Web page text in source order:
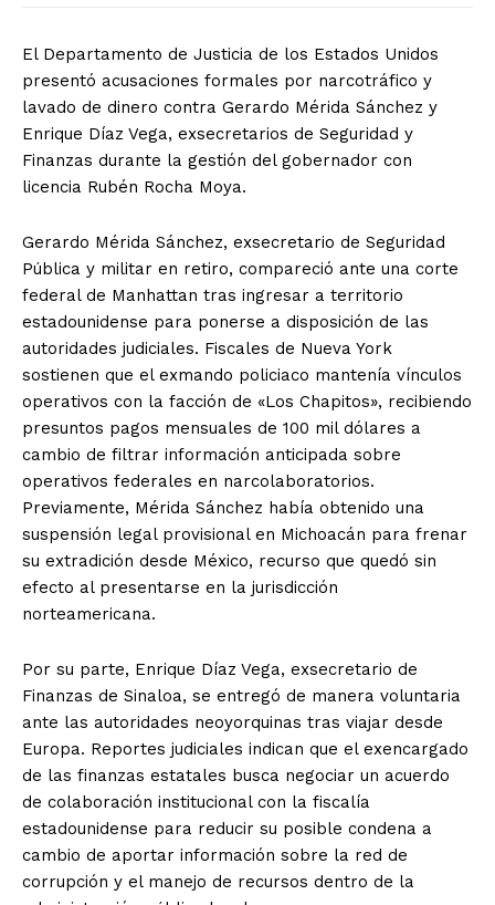
El Departamento de Justicia de los Estados Unidos
presentó acusaciones formales por narcotráfico y
lavado de dinero contra Gerardo Mérida Sánchez y
Enrique Díaz Vega, exsecretarios de Seguridad y
Finanzas durante la gestión del gobernador con
licencia Rubén Rocha Moya.
Gerardo Mérida Sánchez, exsecretario de Seguridad
Pública y militar en retiro, compareció ante una corte
federal de Manhattan tras ingresar a territorio
estadounidense para ponerse a disposición de las
autoridades judiciales. Fiscales de Nueva York
sostienen que el exmando policiaco mantenía vínculos
operativos con la facción de «Los Chapitos», recibiendo
presuntos pagos mensuales de 100 mil dólares a
cambio de filtrar información anticipada sobre
operativos federales en narcolaboratorios.
Previamente, Mérida Sánchez había obtenido una
suspensión legal provisional en Michoacán para frenar
su extradición desde México, recurso que quedó sin
efecto al presentarse en la jurisdicción
norteamericana.
Por su parte, Enrique Díaz Vega, exsecretario de
Finanzas de Sinaloa, se entregó de manera voluntaria
ante las autoridades neoyorquinas tras viajar desde
Europa. Reportes judiciales indican que el exencargado
de las finanzas estatales busca negociar un acuerdo
de colaboración institucional con la fiscalía
estadounidense para reducir su posible condena a
cambio de aportar información sobre la red de
corrupción y el manejo de recursos dentro de la